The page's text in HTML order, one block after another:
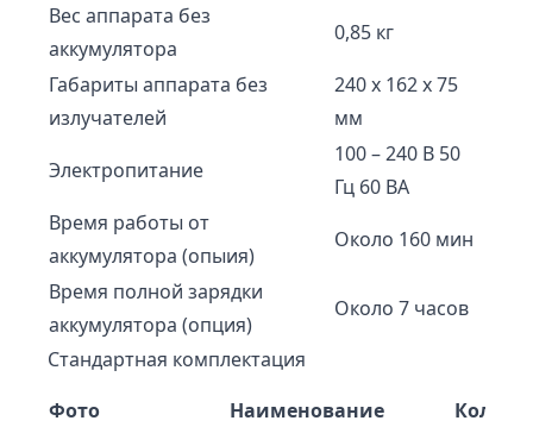
Вес аппарата без
аккумулятора
0,85 кг
Габариты аппарата без
излучателей
240 х 162 х 75
мм
Электропитание
100 – 240 В 50
Гц 60 ВА
Время работы от
аккумулятора (опыия)
Около 160 мин
Время полной зарядки
аккумулятора (опция)
Около 7 часов
Стандартная комплектация
Фото
Наименование